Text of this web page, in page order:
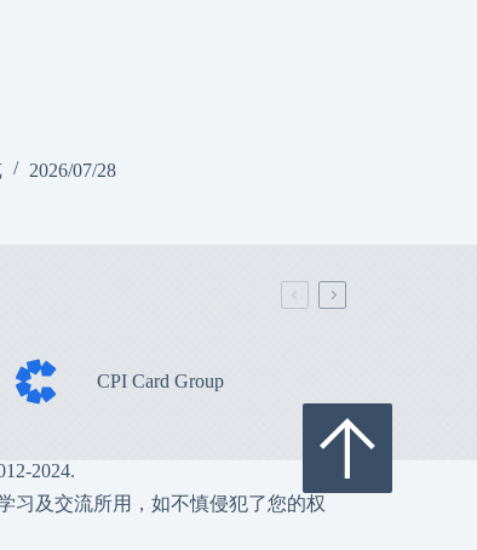
2026/07/28
CPI Card Group
2024.
习及交流所用，如不慎侵犯了您的权